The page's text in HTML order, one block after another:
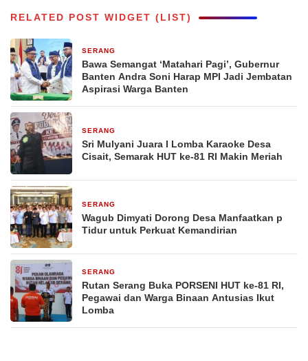
RELATED POST WIDGET (LIST)
SERANG
Bawa Semangat ‘Matahari Pagi’, Gubernur
Banten Andra Soni Harap MPI Jadi Jembatan
Aspirasi Warga Banten
SERANG
Sri Mulyani Juara I Lomba Karaoke Desa
Cisait, Semarak HUT ke-81 RI Makin Meriah
SERANG
Wagub Dimyati Dorong Desa Manfaatkan p
Tidur untuk Perkuat Kemandirian
SERANG
Rutan Serang Buka PORSENI HUT ke-81 RI,
Pegawai dan Warga Binaan Antusias Ikut
Lomba